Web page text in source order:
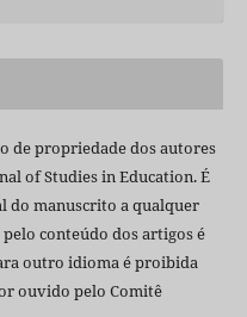
de propriedade dos autores
of Studies in Education. É
do manuscrito a qualquer
conteúdo dos artigos é
outro idioma é proibida
ouvido pelo Comitê